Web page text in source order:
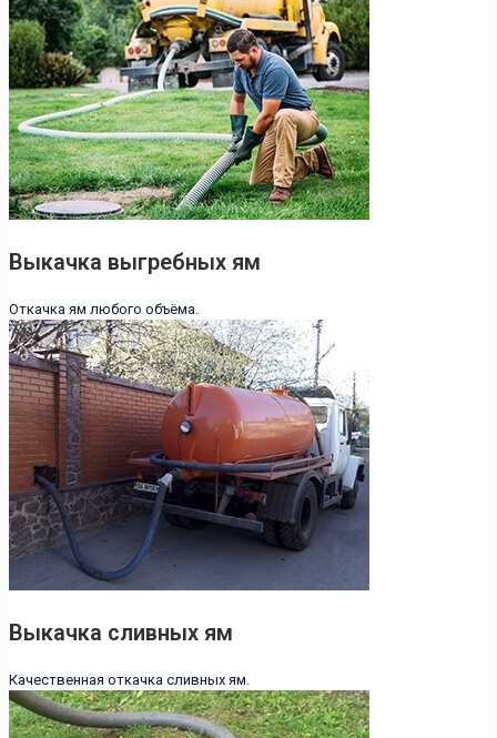
Выкачка выгребных ям
Откачка ям любого объёма.
Выкачка сливных ям
Качественная откачка сливных ям.